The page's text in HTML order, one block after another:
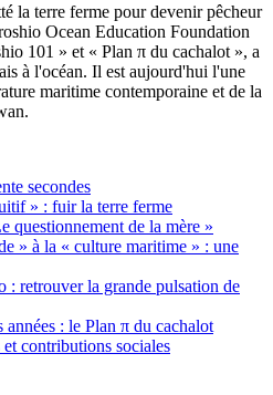
la terre ferme pour devenir pêcheur
Ocean Education Foundation
101 » et « Plan π du cachalot », a
à l'océan. Il est aujourd'hui l'une
maritime contemporaine et de la
secondes
» : fuir la terre ferme
questionnement de la mère »
» à la « culture maritime » : une
: retrouver la grande pulsation de
années : le Plan π du cachalot
contributions sociales